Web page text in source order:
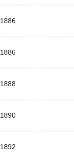
1886
1886
1888
1890
1892